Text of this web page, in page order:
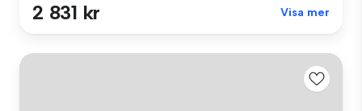
2 831 kr Visa mer